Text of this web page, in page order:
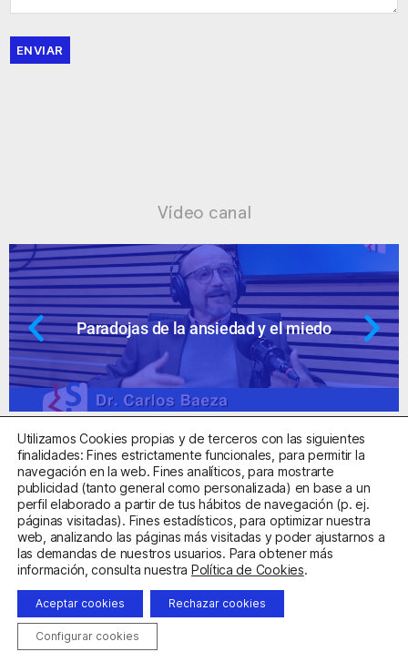
ENVIAR
Vídeo canal
Paradojas de la ansiedad y el miedo
Centro Sanitario Autorizado con el código E08737002
Aviso LegalPolítica de PrivacidadPolítica de Cookies
Clínica de la Ansiedad. Teléfonos:932263020
Correo:
Utilizamos Cookies propias y de terceros con las siguientes
finalidades: Fines estrictamente funcionales, para permitir la
navegación en la web. Fines analíticos, para mostrarte
publicidad (tanto general como personalizada) en base a un
perfil elaborado a partir de tus hábitos de navegación (p. ej.
páginas visitadas). Fines estadísticos, para optimizar nuestra
web, analizando las páginas más visitadas y poder ajustarnos a
las demandas de nuestros usuarios. Para obtener más
información, consulta nuestra Política de Cookies.
Aceptar cookies Rechazar cookies
Configurar cookies